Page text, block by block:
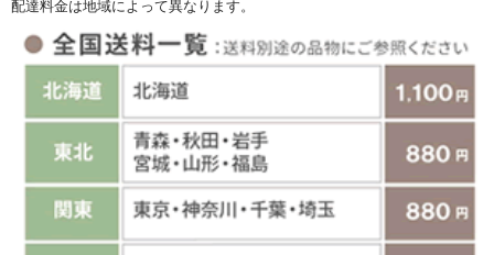
配達料金は地域によって異なります。